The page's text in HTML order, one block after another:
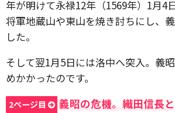
年が明けて永禄12年（1569年）1月4
将軍地蔵山や東山を焼き討ちにし、
した。
そして翌1月5日には洛中へ突入。義
めかかったのです。
2ページ目
義昭の危機。織田信長